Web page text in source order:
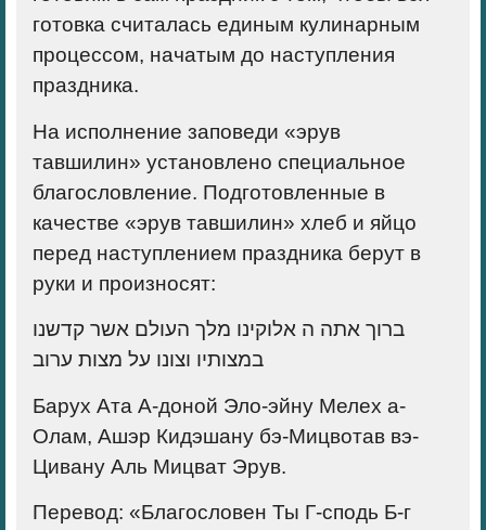
готовка считалась единым кулинарным
процессом, начатым до наступления
праздника.
На исполнение заповеди «эрув
тавшилин» установлено специальное
благословление. Подготовленные в
качестве «эрув тавшилин» хлеб и яйцо
перед наступлением праздника берут в
руки и произносят:
ברוך אתה ה אלוקינו מלך העולם אשר קדשנו
במצותיו וצונו על מצות ערוב
Барух Ата А‑доной Эло-эйну Мелех а-
Олам, Ашэр Кидэшану бэ-Мицвотав вэ-
Цивану Аль Мицват Эрув.
Перевод: «Благословен Ты Г-сподь Б-г